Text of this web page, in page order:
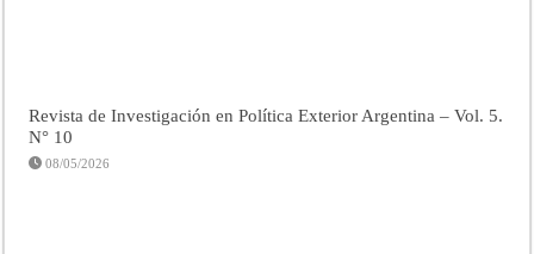
Revista de Investigación en Política Exterior Argentina – Vol. 5.
N° 10
08/05/2026